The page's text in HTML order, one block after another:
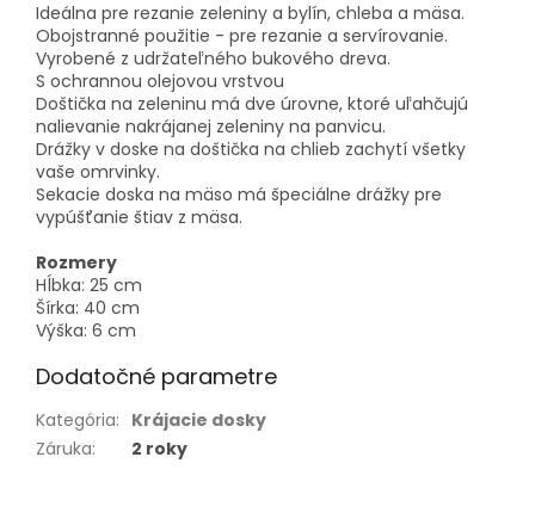
Ideálna pre rezanie zeleniny a bylín, chleba a mäsa.
Obojstranné použitie - pre rezanie a servírovanie.
Vyrobené z udržateľného bukového dreva.
S ochrannou olejovou vrstvou
Doštička na zeleninu má dve úrovne, ktoré uľahčujú
nalievanie nakrájanej zeleniny na panvicu.
Drážky v doske na doštička na chlieb zachytí všetky
vaše omrvinky.
Sekacie doska na mäso má špeciálne drážky pre
vypúšťanie štiav z mäsa.
Rozmery
Hĺbka: 25 cm
Šírka: 40 cm
Výška: 6 cm
Dodatočné parametre
Kategória: Krájacie dosky
Záruka: 2 roky